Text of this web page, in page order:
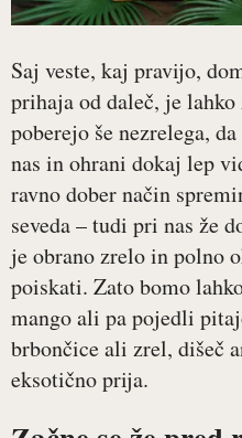
Saj veste, kaj pravijo,
prihaja od daleč, je lahko
poberejo še nezrelega,
nas in ohrani dokaj lep
ravno dober način
seveda – tudi pri nas že
je obrano zrelo in polno
poiskati. Zato bomo
mango ali pa pojedli
brbončice ali zrel, dišeč
eksotično prija.